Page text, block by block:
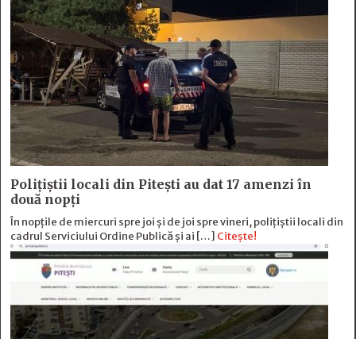
Polițiștii locali din Pitești au dat 17 amenzi în
două nopți
În nopțile de miercuri spre joi și de joi spre vineri, polițiștii locali din
cadrul Serviciului Ordine Publică și ai […] Citește!